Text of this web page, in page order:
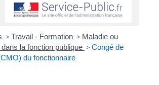
> Travail - Formation > Maladie ou
la fonction publique > Congé de
du fonctionnaire